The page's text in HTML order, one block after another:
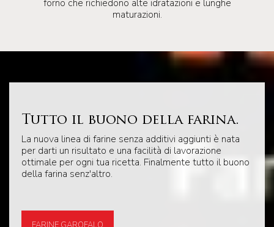
forno che richiedono alte idratazioni e lunghe
maturazioni.
Tutto il buono della farina.
La nuova linea di farine senza additivi aggiunti è nata
per darti un risultato e una facilità di lavorazione
ottimale per ogni tua ricetta. Finalmente tutto il buono
della farina senz'altro.